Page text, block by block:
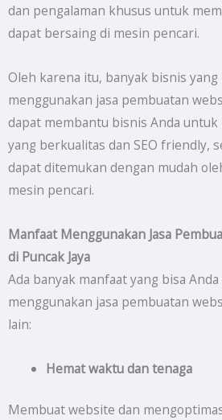
dan pengalaman khusus untuk
dapat bersaing di mesin pencari.
Oleh karena itu, banyak bisnis
menggunakan jasa pembuatan
dapat membantu bisnis Anda
yang berkualitas dan SEO friendly,
dapat ditemukan dengan mudah
mesin pencari.
Manfaat Menggunakan Jasa
di Puncak Jaya
Ada banyak manfaat yang bisa
menggunakan jasa pembuatan
lain:
Hemat waktu dan tenaga
Membuat website dan